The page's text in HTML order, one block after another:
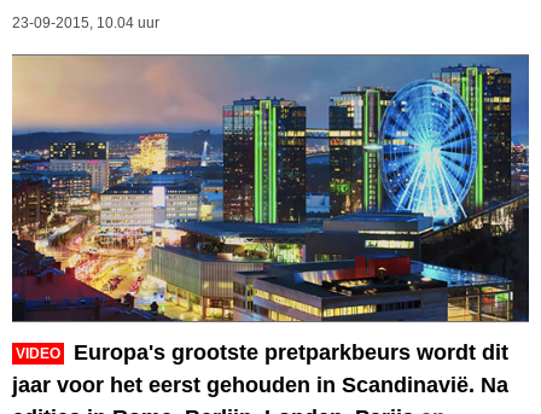
23-09-2015, 10.04 uur
VIDEO
Europa's grootste pretparkbeurs wordt dit
jaar voor het eerst gehouden in Scandinavië. Na